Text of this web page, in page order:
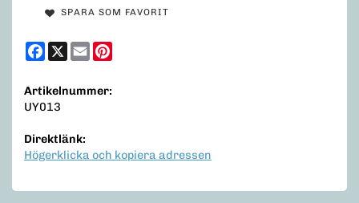
SPARA SOM FAVORIT
Facebook
X Email
Artikelnummer:
UY013
Direktlänk:
Högerklicka och kopiera adressen